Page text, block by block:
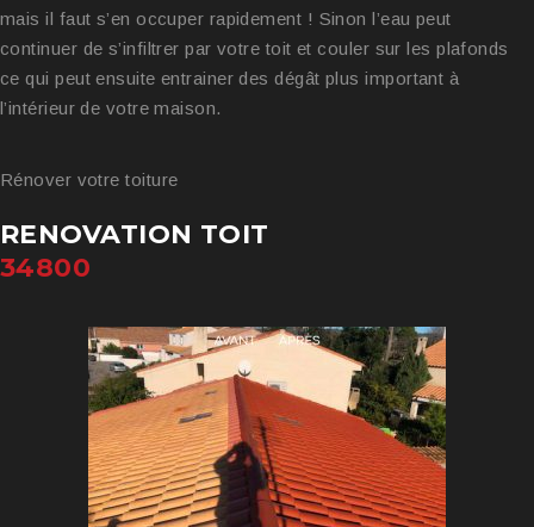
mais il faut s’en occuper rapidement ! Sinon l’eau peut
continuer de s’infiltrer par votre toit et couler sur les plafonds
ce qui peut ensuite entrainer des dégât plus important à
l’intérieur de votre maison.
Rénover votre toiture
RENOVATION TOIT
34800